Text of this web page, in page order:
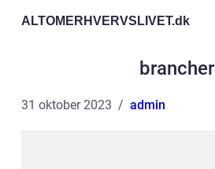
ALTOMERHVERVSLIVET.dk
brancher
31 oktober 2023 admin